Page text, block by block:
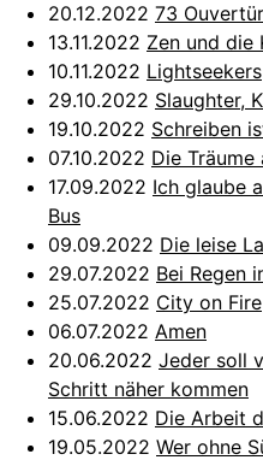
20.12.2022 73
13.11.2022 Zen und die
10.11.2022 Lightseekers
29.10.2022 Slaughter,
19.10.2022 Schreiben
07.10.2022 Die
17.09.2022 Ich glaube
Bus
09.09.2022 Die leise
29.07.2022 Bei Regen
25.07.2022 City on Fire
06.07.2022 Amen
20.06.2022 Jeder soll
Schritt näher kommen
15.06.2022 Die Arbeit
19.05.2022 Wer ohne